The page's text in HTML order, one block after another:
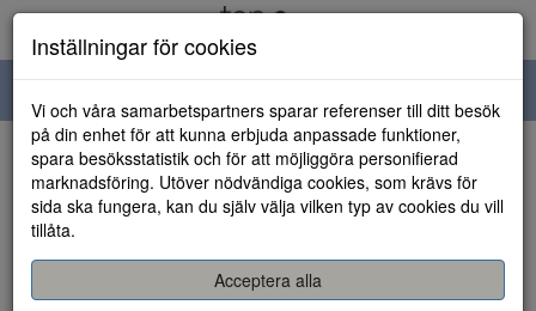
navigation
HEM
Inställningar för cookies
Vi och våra samarbetspartners sparar referenser till ditt besök
på din enhet för att kunna erbjuda anpassade funktioner,
spara besöksstatistik och för att möjliggöra personifierad
marknadsföring. Utöver nödvändiga cookies, som krävs för
sida ska fungera, kan du själv välja vilken typ av cookies du vill
tillåta.
Acceptera alla